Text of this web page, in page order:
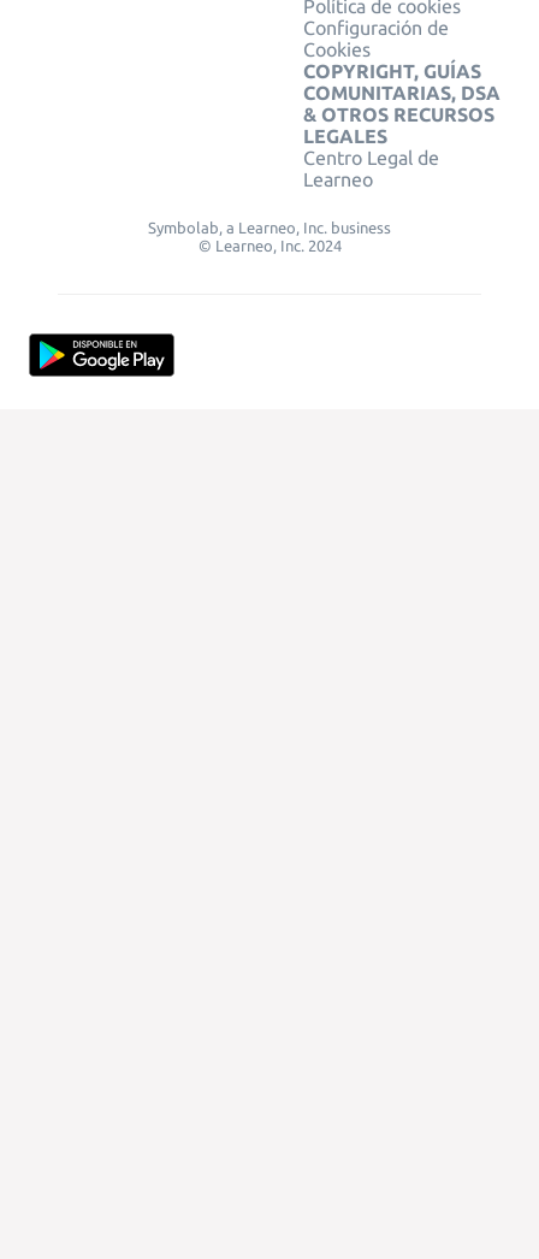
Política de cookies
Configuración de
Cookies
COPYRIGHT, GUÍAS
COMUNITARIAS, DSA
& OTROS RECURSOS
LEGALES
Centro Legal de
Learneo
Symbolab, a Learneo, Inc. business
© Learneo, Inc. 2024